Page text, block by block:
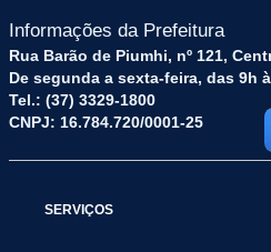
Informações da Prefeitura
Rua Barão de Piumhi, nº 121,
De segunda a sexta-feira, das 9h
Tel.: (37) 3329-1800
CNPJ: 16.784.720/0001-25
SERVIÇOS